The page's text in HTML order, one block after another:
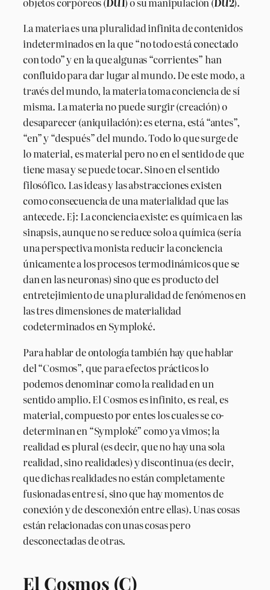
La materia es una pluralidad infinita de contenidos
indeterminados en la que “no todo está conectado
con todo” y en la que algunas “corrientes” han
confluido para dar lugar al mundo. De este modo, a
través del mundo, la materia toma conciencia de sí
misma. La materia no puede surgir (creación) o
desaparecer (aniquilación): es eterna, está “antes”,
“en” y “después” del mundo. Todo lo que surge de
lo material, es material pero no en el sentido de que
tiene masa y se puede tocar. Sino en el sentido
filosófico. Las ideas y las abstracciones existen
como consecuencia de una materialidad que las
antecede. Ej: La conciencia existe: es química en las
sinapsis, aunque no se reduce solo a química (sería
una perspectiva monista reducir la conciencia
únicamente a los procesos termodinámicos que se
dan en las neuronas) sino que es producto del
entretejimiento de una pluralidad de fenómenos en
las tres dimensiones de materialidad
codeterminados en Symploké.
Para hablar de ontología también hay que hablar
del “Cosmos”, que para efectos prácticos lo
podemos denominar como la realidad en un
sentido amplio. El Cosmos es infinito, es real, es
material, compuesto por entes los cuales se co-
determinan en “Symploké” como ya vimos; la
realidad es plural (es decir, que no hay una sola
realidad, sino realidades) y discontinua (es decir,
que dichas realidades no están completamente
fusionadas entre sí, sino que hay momentos de
conexión y de desconexión entre ellas). Unas cosas
están relacionadas con unas cosas pero
desconectadas de otras.
El Cosmos (C)